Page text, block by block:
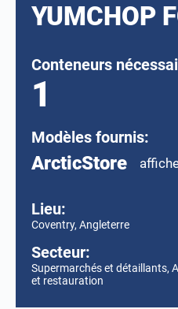
YUMCHOP
Conteneurs
1
Modèles fournis:
ArcticStore
Lieu:
Coventry, Angleterre
Secteur:
Supermarchés et détaillants,
et restauration